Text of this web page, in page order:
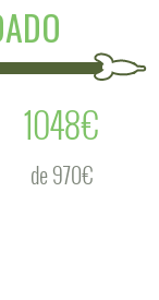
1048€
de 970€